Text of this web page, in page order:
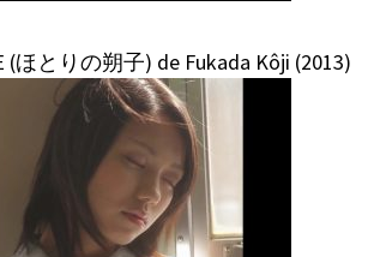
(ほとりの朔子) de Fukada Kôji (2013)